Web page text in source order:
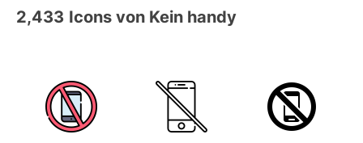
2,433 Icons von Kein handy